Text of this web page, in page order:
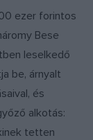
ezer forintos
Bese
leselkedő
be, árnyalt
és
alkotás:
tetten